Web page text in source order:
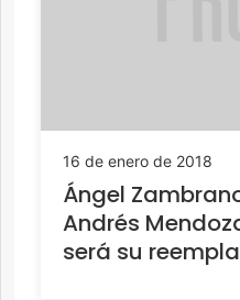
16 de enero de 2018
Ángel
Andrés
será su